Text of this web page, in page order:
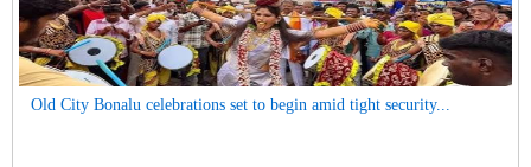
Old City Bonalu celebrations set to begin amid tight security...